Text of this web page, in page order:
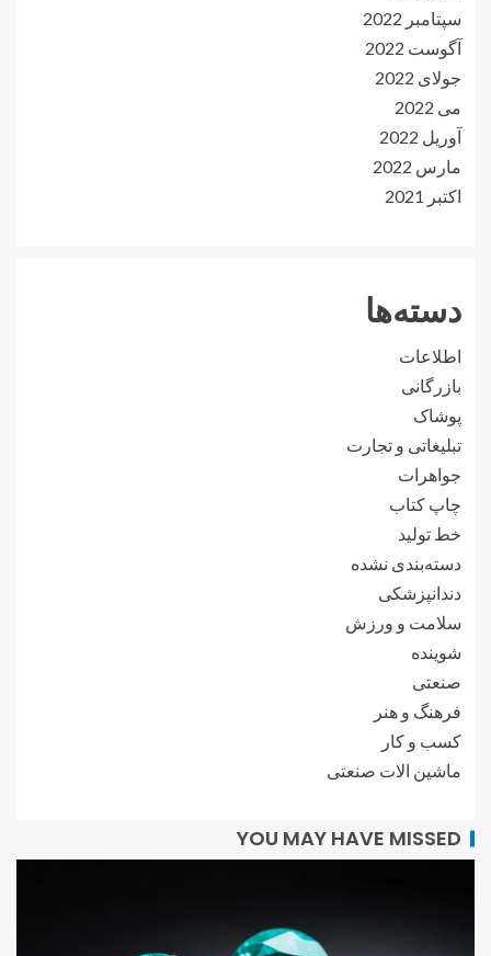
سپتامبر 2022
آگوست 2022
جولای 2022
می 2022
آوریل 2022
مارس 2022
اکتبر 2021
دسته‌ها
اطلاعات
بازرگانی
پوشاک
تبلیغاتی و تجارت
جواهرات
چاپ کتاب
خط تولید
دسته‌بندی نشده
دندانپزشکی
سلامت و ورزش
شوینده
صنعتی
فرهنگ و هنر
کسب و کار
ماشین الات صنعتی
YOU MAY HAVE MISSED